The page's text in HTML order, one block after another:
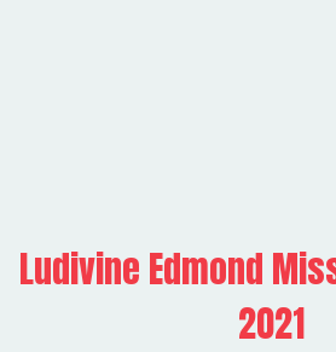
Ludivine Edmond
2021